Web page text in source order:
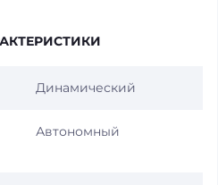
Динамический
Автономный